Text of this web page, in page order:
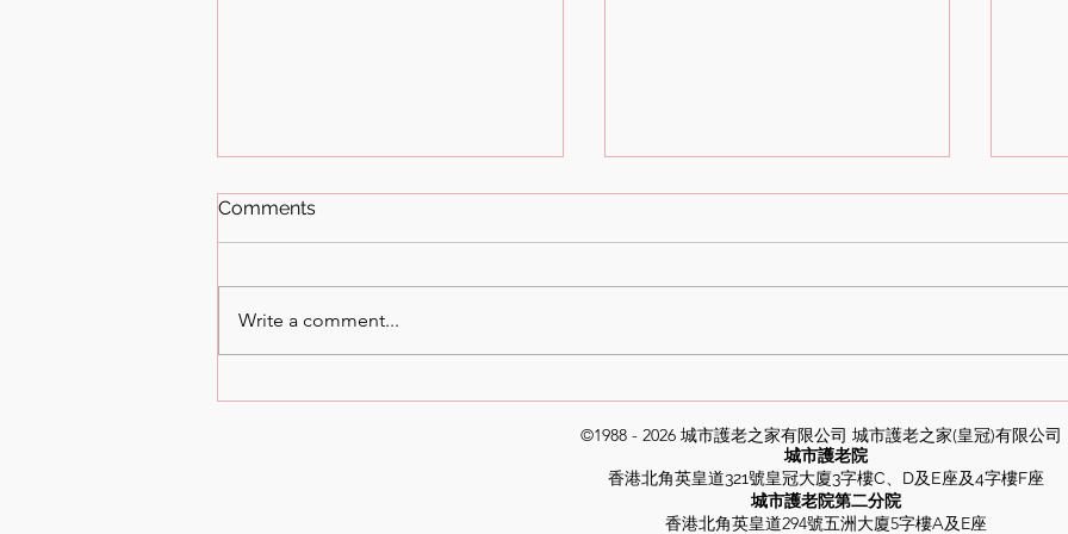
多公司健康講座暖心登陸城市
護老院！🌼👵👴
情
卉展
Comments
Write a comment...
©1988 - 2026 城市護老之家有限公司 城市護老之家(皇冠)有限公司
城市護老院
香港北角英皇道321號皇冠大廈3字樓C、D及E座及4字樓F座
城市護老院第二分院
香港北角英皇道294號五洲大廈5字樓A及E座